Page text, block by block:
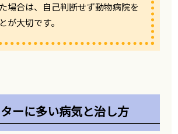
場合は、自己判断せず動物病院を
が大切です。
ーに多い病気と治し方